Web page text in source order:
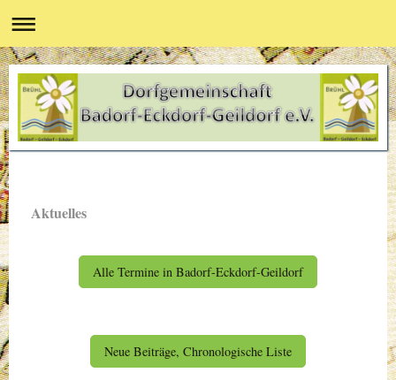
Aktuelles
Alle Termine in Badorf-Eckdorf-Geildorf
Neue Beiträge, Chronologische Liste